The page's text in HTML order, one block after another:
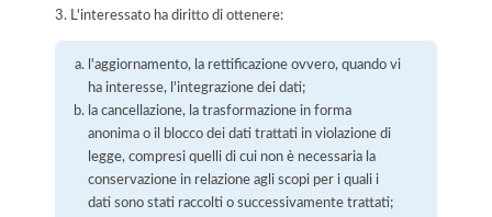
3. L'interessato ha diritto di ottenere:
l'aggiornamento, la rettificazione ovvero, quando vi
ha interesse, l'integrazione dei dati;
la cancellazione, la trasformazione in forma
anonima o il blocco dei dati trattati in violazione di
legge, compresi quelli di cui non è necessaria la
conservazione in relazione agli scopi per i quali i
dati sono stati raccolti o successivamente trattati;